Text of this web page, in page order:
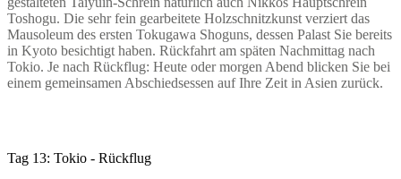
Toshogu. Die sehr fein gearbeitete Holzschnitzkunst verziert das
Mausoleum des ersten Tokugawa Shoguns, dessen Palast Sie bereits
in Kyoto besichtigt haben. Rückfahrt am späten Nachmittag nach
Tokio. Je nach Rückflug: Heute oder morgen Abend blicken Sie bei
einem gemeinsamen Abschiedsessen auf Ihre Zeit in Asien zurück.
Tag 13: Tokio - Rückflug